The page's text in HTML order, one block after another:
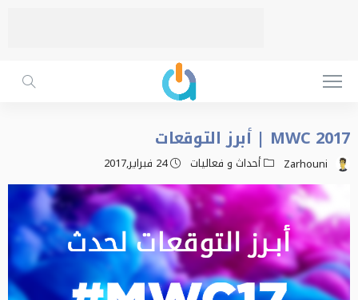
MWC 2017 | أبرز التوقعات
Zarhouni أحداث و فعاليات 24 فبراير,2017